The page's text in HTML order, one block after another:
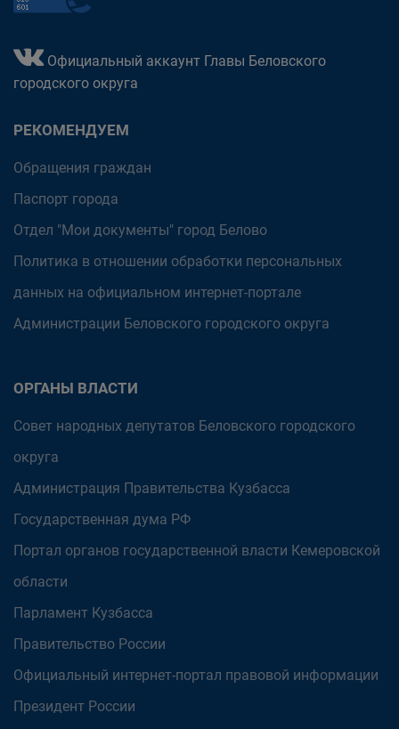
Официальный аккаунт Главы Беловского
городского округа
РЕКОМЕНДУЕМ
Обращения граждан
Паспорт города
Отдел "Мои документы" город Белово
Политика в отношении обработки персональных
данных на официальном интернет-портале
Администрации Беловского городского округа
ОРГАНЫ ВЛАСТИ
Совет народных депутатов Беловского городского
округа
Администрация Правительства Кузбасса
Государственная дума РФ
Портал органов государственной власти Кемеровской
области
Парламент Кузбасса
Правительство России
Официальный интернет-портал правовой информации
Президент России